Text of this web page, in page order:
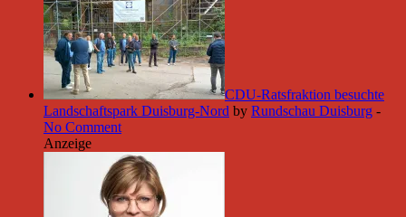
CDU-Ratsfraktion besuchte
Landschaftspark Duisburg-Nord by Rundschau Duisburg -
No Comment
Anzeige